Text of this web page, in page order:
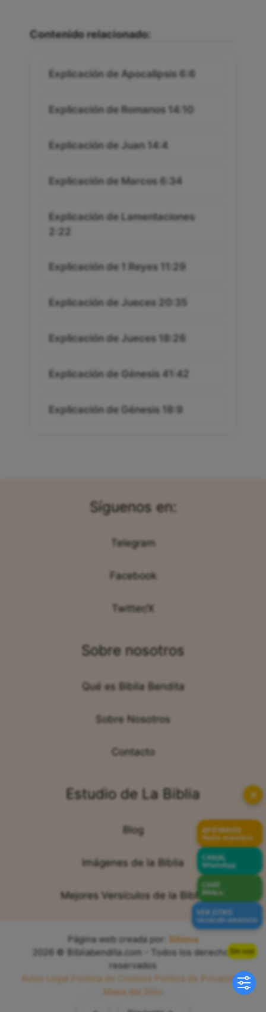
Sin voz
Contenido relacionado:
Explicación de Apocalipsis 6:6
Explicación de Romanos 14:10
Explicación de Juan 14:4
Explicación de Marcos 6:34
Explicación de Lamentaciones
2:22
Explicación de 1 Reyes 11:29
Explicación de Jueces 20:35
Explicación de Jueces 18:26
Explicación de Génesis 41:42
Explicación de Génesis 18:9
Síguenos en:
Telegram
Facebook
Twitter/X
Sobre nosotros
Qué es Biblia Bendita
Sobre Nosotros
Contacto
Estudio de La Biblia
Blog
Imágenes de la Biblia
Mejores Versículos de la Biblia
Página web creada por: Sitiova
2026 © Bibliabendita.com - Todos los derechos
reservados
Aviso Legal
Política de Cookies
Política de Privacidad
Mapa del Sitio
✕
APÓYANOS
Hazte miembro
CANAL
WhatsApp
CHAT
Bíblico
VER OTRO
versículo aleatorio